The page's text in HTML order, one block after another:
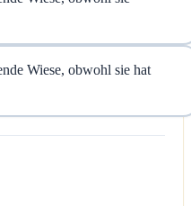
Wiese, obwohl sie hat